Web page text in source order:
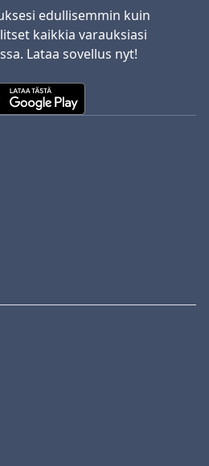
edullisemmin kuin
kaikkia varauksiasi
Lataa sovellus nyt!